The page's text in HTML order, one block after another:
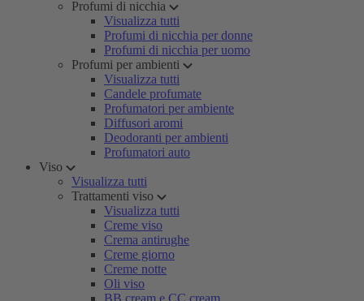
Profumi di nicchia
Visualizza tutti
Profumi di nicchia per donne
Profumi di nicchia per uomo
Profumi per ambienti
Visualizza tutti
Candele profumate
Profumatori per ambiente
Diffusori aromi
Deodoranti per ambienti
Profumatori auto
Viso
Visualizza tutti
Trattamenti viso
Visualizza tutti
Creme viso
Crema antirughe
Creme giorno
Creme notte
Oli viso
BB cream e CC cream